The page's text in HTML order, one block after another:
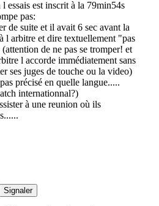
l essais est inscrit à la 79min54s
pas:
de suite et il avait 6 sec avant la
l arbitre et dire textuellement "pas
de ne pas se tromper! et
l accorde immédiatement sans
ses juges de touche ou la video)
précisé en quelle langue.....
internationnal?)
à une reunion où ils
Signaler